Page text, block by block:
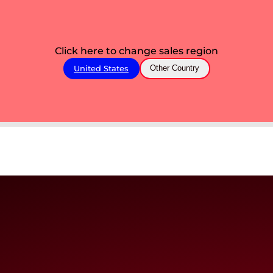
Click here to change sales region
United States Other Country